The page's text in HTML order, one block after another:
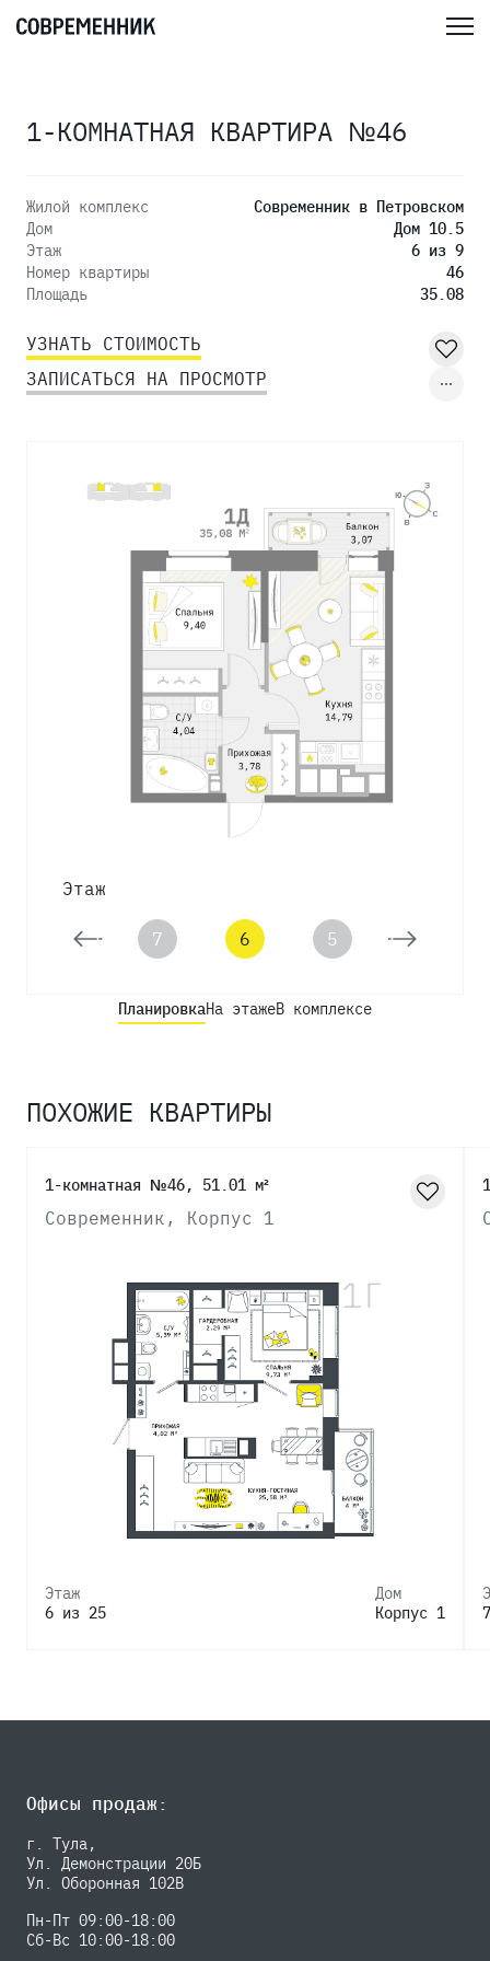
1-КОМНАТНАЯ КВАРТИРА №46
Жилой комплекс
Современник в Петровском
Дом
Дом 10.5
Этаж
6 из 9
Номер квартиры
46
Площадь
35.08
УЗНАТЬ СТОИМОСТЬ
ЗАПИСАТЬСЯ НА ПРОСМОТР
Этаж
8 7 6 5 4
ПланировкаНа этажеВ комплексе
ПОХОЖИЕ КВАРТИРЫ
1-комнатная №46, 51.01 м²
Современник, Корпус 1
Этаж
6 из 25
Дом
Корпус 1
Офисы продаж:
г. Тула,
Ул. Демонстрации 20Б
Ул. Оборонная 102В
Пн-Пт 09:00-18:00
Сб-Вс 10:00-18:00